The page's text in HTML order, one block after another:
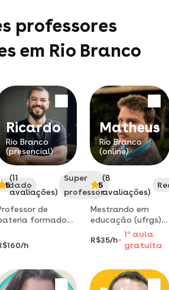
professores
em Rio Branco
Ricardo
Rio Branco
(presencial)
5
(11
avaliações)
Super
professor
de
formado
aulas em
porto alegre.
h
Matheus
Rio Branco
(online)
5
(8
avaliações)
Mestrando em
educação (ufrgs)
oferece aulas de
português e
redação com foco
R$35/h
1 aaula
gratuita